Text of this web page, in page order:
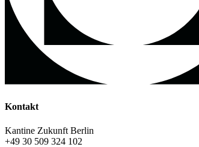
Kontakt
Kantine Zukunft Berlin
+49 30 509 324 102